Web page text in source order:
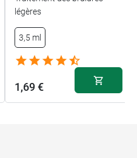
légères
3,5 ml
1,69 €